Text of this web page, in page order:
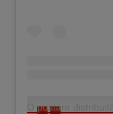
O postare